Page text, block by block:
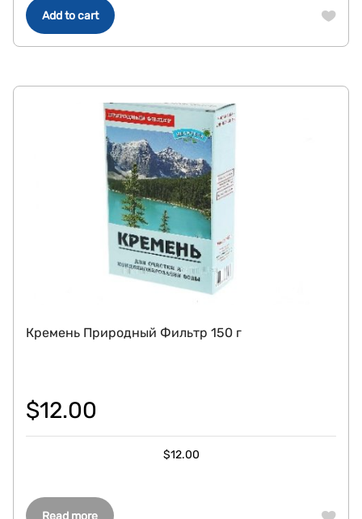
Add to cart
Read more
Кремень Природный Фильтр 150 г
$12.00
$12.00